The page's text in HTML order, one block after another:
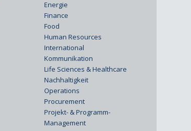
Energie
Finance
Food
Human Resources
International
Kommunikation
Life Sciences & Healthcare
Nachhaltigkeit
Operations
Procurement
Projekt- & Programm-
Management